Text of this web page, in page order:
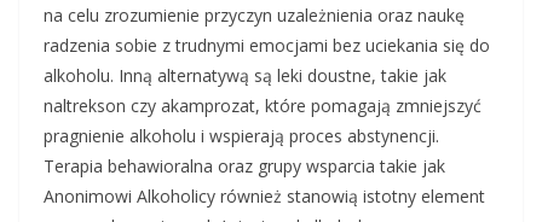
na celu zrozumienie przyczyn uzależnienia oraz naukę
radzenia sobie z trudnymi emocjami bez uciekania się do
alkoholu. Inną alternatywą są leki doustne, takie jak
naltrekson czy akamprozat, które pomagają zmniejszyć
pragnienie alkoholu i wspierają proces abstynencji.
Terapia behawioralna oraz grupy wsparcia takie jak
Anonimowi Alkoholicy również stanowią istotny element